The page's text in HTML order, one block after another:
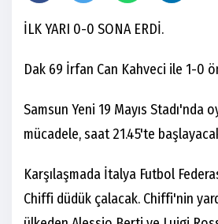
İLK YARI 0-0 SONA ERDİ.
Dak 69 İrfan Can Kahveci ile 1-0
Samsun Yeni 19 Mayıs Stadı'nda
mücadele, saat 21.45'te
Karşılaşmada İtalya Futbol
Chiffi düdük çalacak. Chiffi'nin